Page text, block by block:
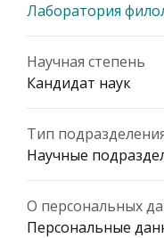
Лаборатория
Научная степень
Кандидат наук
Тип
Научные
О персональных
Персональные